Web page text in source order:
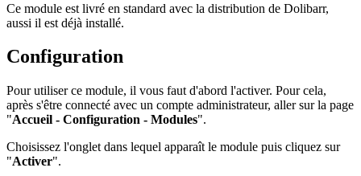
Ce module est livré en standard avec la distribution de Dolibarr,
aussi il est déjà installé.
Configuration
Pour utiliser ce module, il vous faut d'abord l'activer. Pour cela,
après s'être connecté avec un compte administrateur, aller sur la page
"Accueil - Configuration - Modules".
Choisissez l'onglet dans lequel apparaît le module puis cliquez sur
"Activer".